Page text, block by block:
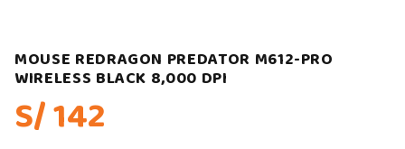
MOUSE REDRAGON PREDATOR M612-PRO
WIRELESS BLACK 8,000 DPI
S/ 142